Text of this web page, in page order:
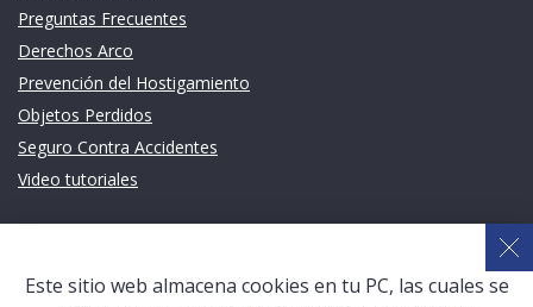
Preguntas Frecuentes
Derechos Arco
Prevención del Hostigamiento
Objetos Perdidos
Seguro Contra Accidentes
Video tutoriales
Este sitio web almacena cookies en tu PC, las cuales se